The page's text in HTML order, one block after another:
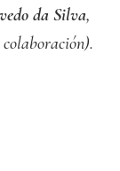
da Silva,